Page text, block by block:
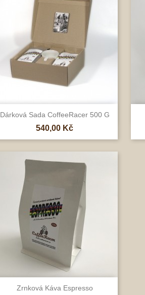
Dárková Sada CoffeeRacer 500 G
Cena
540,00 Kč
Rychlý náhled
Zrnková Káva Espresso
Rychlý náhled